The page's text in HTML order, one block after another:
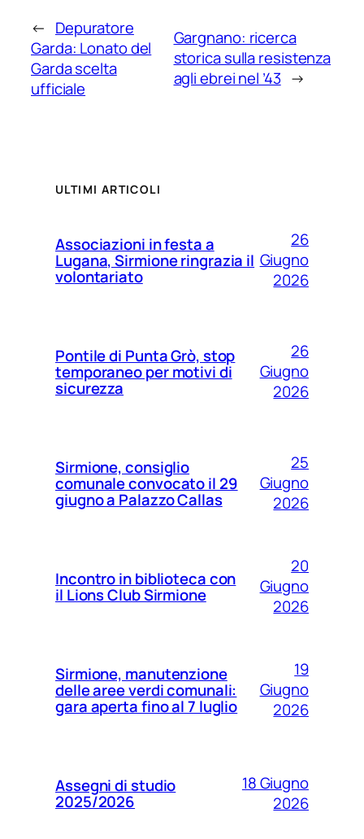
← Depuratore
Garda: Lonato del
Garda scelta
ufficiale
Gargnano: ricerca
storica sulla resistenza
agli ebrei nel ’43 →
ULTIMI ARTICOLI
Associazioni in festa a
Lugana, Sirmione ringrazia il
volontariato
26
Giugno
2026
Pontile di Punta Grò, stop
temporaneo per motivi di
sicurezza
26
Giugno
2026
Sirmione, consiglio
comunale convocato il 29
giugno a Palazzo Callas
25
Giugno
2026
Incontro in biblioteca con
il Lions Club Sirmione
20
Giugno
2026
Sirmione, manutenzione
delle aree verdi comunali:
gara aperta fino al 7 luglio
19
Giugno
2026
Assegni di studio
2025/2026
18 Giugno
2026